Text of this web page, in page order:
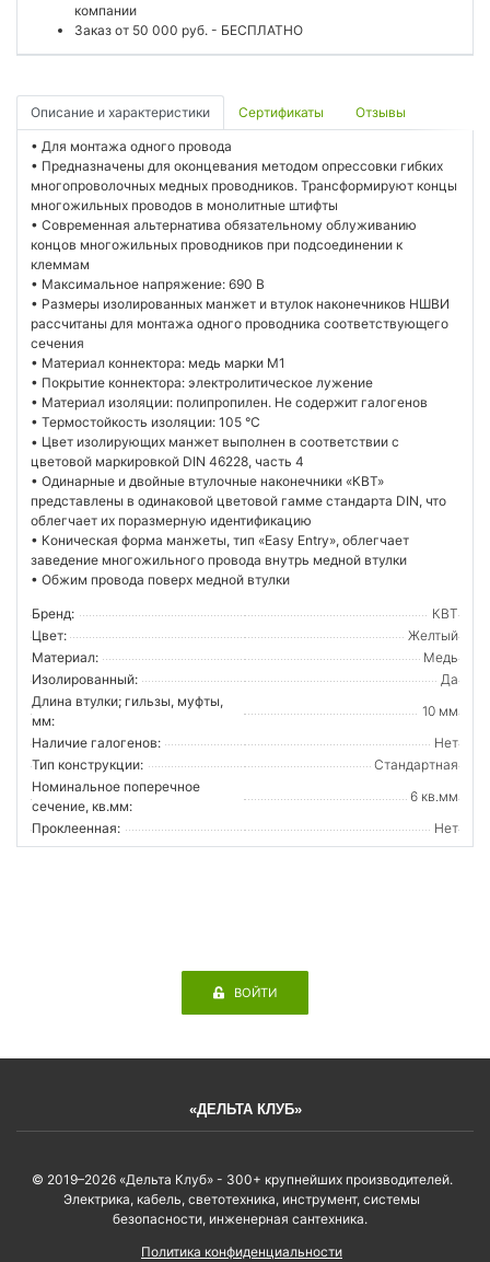
компании
Заказ от 50 000 руб. - БЕСПЛАТНО
Описание и характеристики Сертификаты Отзывы
• Для монтажа одного провода
• Предназначены для оконцевания методом опрессовки гибких
многопроволочных медных проводников. Трансформируют концы
многожильных проводов в монолитные штифты
• Современная альтернатива обязательному облуживанию
концов многожильных проводников при подсоединении к
клеммам
• Максимальное напряжение: 690 В
• Размеры изолированных манжет и втулок наконечников НШВИ
рассчитаны для монтажа одного проводника соответствующего
сечения
• Материал коннектора: медь марки М1
• Покрытие коннектора: электролитическое лужение
• Материал изоляции: полипропилен. Не содержит галогенов
• Термостойкость изоляции: 105 °C
• Цвет изолирующих манжет выполнен в соответствии с
цветовой маркировкой DIN 46228, часть 4
• Одинарные и двойные втулочные наконечники «КВТ»
представлены в одинаковой цветовой гамме стандарта DIN, что
облегчает их поразмерную идентификацию
• Коническая форма манжеты, тип «Easy Entry», облегчает
заведение многожильного провода внутрь медной втулки
• Обжим провода поверх медной втулки
Бренд:
КВТ
Цвет:
Желтый
Материал:
Медь
Изолированный:
Да
Длина втулки; гильзы, муфты,
мм:
10 мм
Наличие галогенов:
Нет
Тип конструкции:
Стандартная
Номинальное поперечное
сечение, кв.мм:
6 кв.мм
Проклеенная:
Нет
ВОЙТИ
«ДЕЛЬТА КЛУБ»
© 2019–2026 «Дельта Клуб» - 300+ крупнейших производителей.
Электрика, кабель, светотехника, инструмент, системы
безопасности, инженерная сантехника.
Политика конфиденциальности